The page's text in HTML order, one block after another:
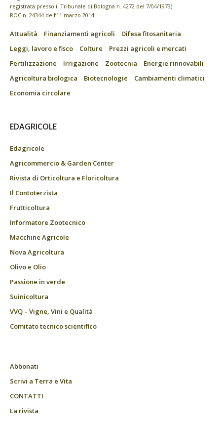
registrata presso il Tribunale di Bologna n. 4272 del 7/04/1973)
ROC n. 24344 dell’11 marzo 2014
Attualità Finanziamenti agricoli
Difesa fitosanitaria
Leggi, lavoro e fisco
Colture
Prezzi agricoli e mercati
Fertilizzazione
Irrigazione Zootecnia
Energie rinnovabili
Agricoltura biologica
Biotecnologie
Cambiamenti climatici
Economia circolare
EDAGRICOLE
Edagricole
Agricommercio & Garden Center
Rivista di Orticoltura e Floricoltura
Il Contoterzista
Frutticoltura
Informatore Zootecnico
Macchine Agricole
Nova Agricoltura
Olivo e Olio
Passione in verde
Suinicoltura
VVQ – Vigne, Vini e Qualità
Comitato tecnico scientifico
Abbonati
Scrivi a Terra e Vita
CONTATTI
La rivista